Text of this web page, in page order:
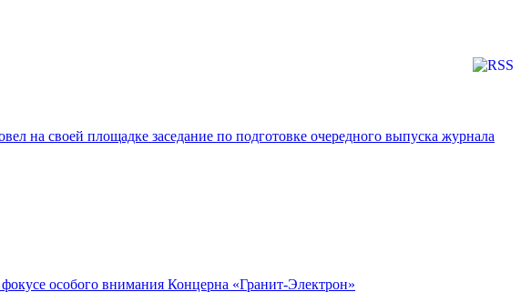
на своей площадке заседание по подготовке очередного выпуска журнала
особого внимания Концерна «Гранит-Электрон»